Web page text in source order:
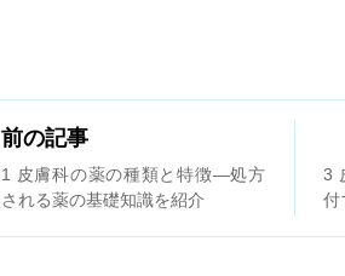
前の記事
1 皮膚科の薬の種類と特徴―処方
される薬の基礎知識を紹介
3
付